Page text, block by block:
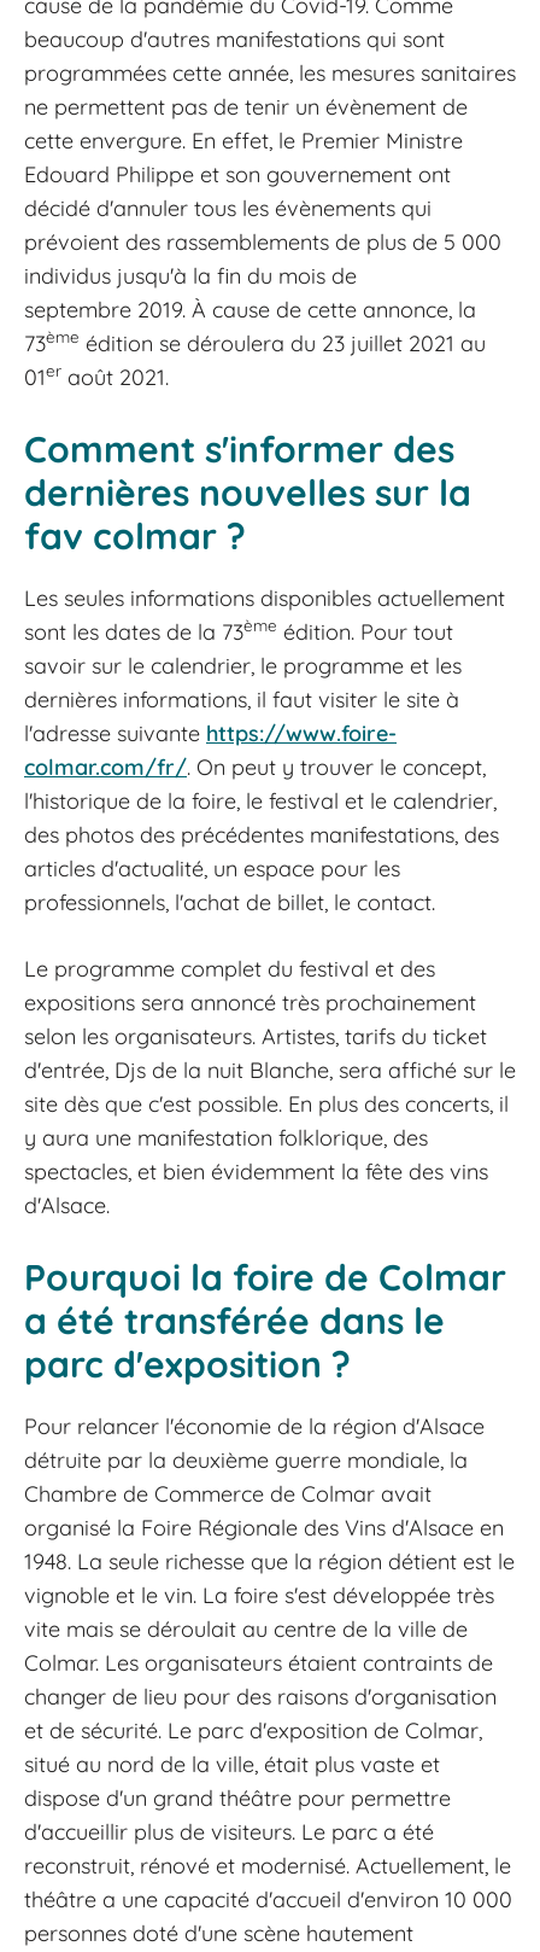
beaucoup d'autres manifestations qui sont
programmées cette année, les mesures sanitaires
ne permettent pas de tenir un évènement de
cette envergure. En effet, le Premier Ministre
Edouard Philippe et son gouvernement ont
décidé d'annuler tous les évènements qui
prévoient des rassemblements de plus de 5 000
individus jusqu'à la fin du mois de
septembre 2019. À cause de cette annonce, la
73ème édition se déroulera du 23 juillet 2021 au
01er août 2021.
Comment s'informer des
dernières nouvelles sur la
fav colmar ?
Les seules informations disponibles actuellement
sont les dates de la 73ème édition. Pour tout
savoir sur le calendrier, le programme et les
dernières informations, il faut visiter le site à
l'adresse suivante https://www.foire-
colmar.com/fr/. On peut y trouver le concept,
l'historique de la foire, le festival et le calendrier,
des photos des précédentes manifestations, des
articles d'actualité, un espace pour les
professionnels, l'achat de billet, le contact.
Le programme complet du festival et des
expositions sera annoncé très prochainement
selon les organisateurs. Artistes, tarifs du ticket
d'entrée, Djs de la nuit Blanche, sera affiché sur le
site dès que c'est possible. En plus des concerts, il
y aura une manifestation folklorique, des
spectacles, et bien évidemment la fête des vins
d'Alsace.
Pourquoi la foire de Colmar
a été transférée dans le
parc d'exposition ?
Pour relancer l'économie de la région d'Alsace
détruite par la deuxième guerre mondiale, la
Chambre de Commerce de Colmar avait
organisé la Foire Régionale des Vins d'Alsace en
1948. La seule richesse que la région détient est le
vignoble et le vin. La foire s'est développée très
vite mais se déroulait au centre de la ville de
Colmar. Les organisateurs étaient contraints de
changer de lieu pour des raisons d'organisation
et de sécurité. Le parc d'exposition de Colmar,
situé au nord de la ville, était plus vaste et
dispose d'un grand théâtre pour permettre
d'accueillir plus de visiteurs. Le parc a été
reconstruit, rénové et modernisé. Actuellement, le
théâtre a une capacité d'accueil d'environ 10 000
personnes doté d'une scène hautement